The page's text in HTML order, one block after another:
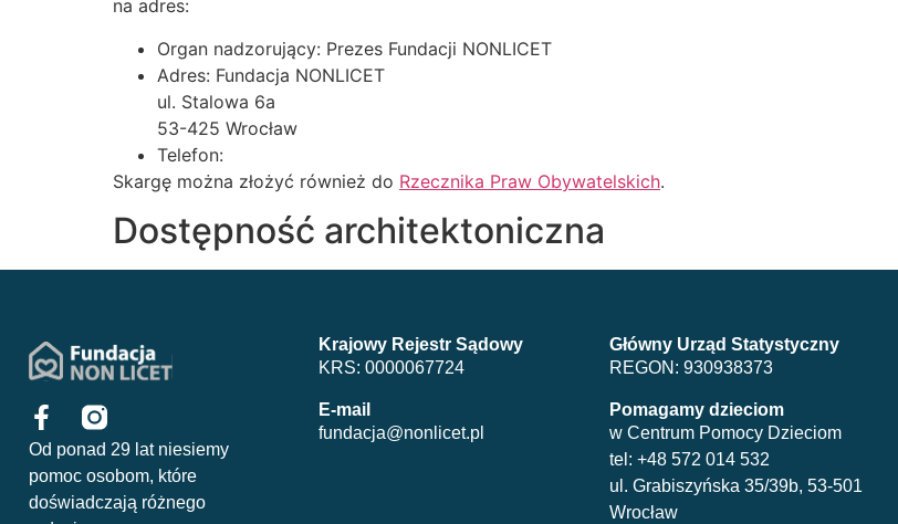
na adres:
Organ nadzorujący: Prezes Fundacji NONLICET
Adres: Fundacja NONLICET
ul. Stalowa 6a
53-425 Wrocław
Telefon:
Skargę można złożyć również do Rzecznika Praw Obywatelskich.
Dostępność architektoniczna
Od ponad 29 lat niesiemy
pomoc osobom, które
doświadczają różnego
Krajowy Rejestr Sądowy
KRS: 0000067724
E-mail
fundacja@nonlicet.pl
Główny Urząd Statystyczny
REGON: 930938373
Pomagamy dzieciom
w Centrum Pomocy Dzieciom
tel: +48 572 014 532
ul. Grabiszyńska 35/39b, 53-501
Wrocław